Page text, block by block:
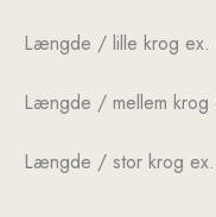
Længde / lille krog ex.
Længde / mellem krog
Længde / stor krog